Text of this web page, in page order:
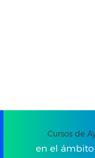
Cursos de
en el